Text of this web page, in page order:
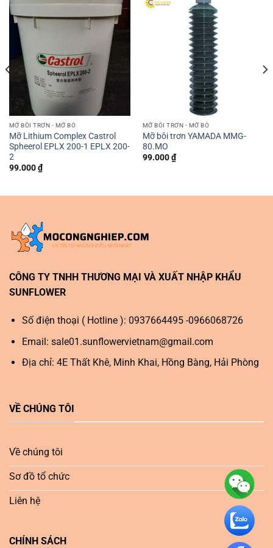
MỠ BÔI TRƠN - MỠ BÒ
Mỡ Lithium Complex Castrol
Spheerol EPLX 200-1 EPLX 200-
2
99.000₫
MỠ BÔI TRƠN - MỠ BÒ
Mỡ bôi trơn YAMADA MMG-
80.MO
99.000₫
CÔNG TY TNHH THƯƠNG MẠI VÀ XUẤT NHẬP KHẨU
SUNFLOWER
Số điện thoại ( Hotline ): 0937664495 -0966068726
Email: sale01.sunflowervietnam@gmail.com
Địa chỉ: 4E Thất Khê, Minh Khai, Hồng Bàng, Hải Phòng
VỀ CHÚNG TÔI
Về chúng tôi
Sơ đồ tổ chức
Liên hệ
CHÍNH SÁCH